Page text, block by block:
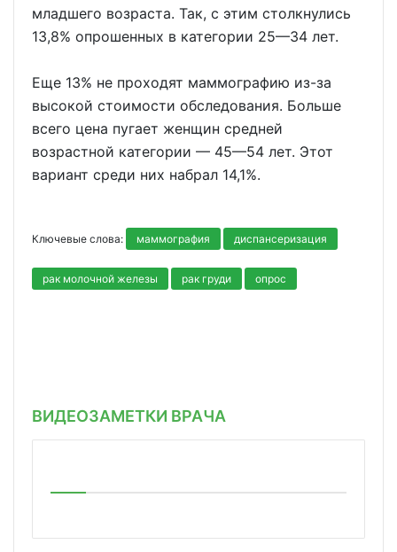
младшего возраста. Так, с этим столкнулись
13,8% опрошенных в категории 25—34 лет.
Еще 13% не проходят маммографию из-за
высокой стоимости обследования. Больше
всего цена пугает женщин средней
возрастной категории — 45—54 лет. Этот
вариант среди них набрал 14,1%.
Ключевые слова: маммография диспансеризация
рак молочной железы рак груди опрос
ВИДЕОЗАМЕТКИ ВРАЧА